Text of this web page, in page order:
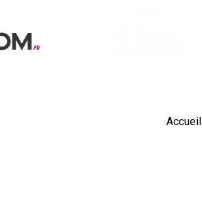
Accueil